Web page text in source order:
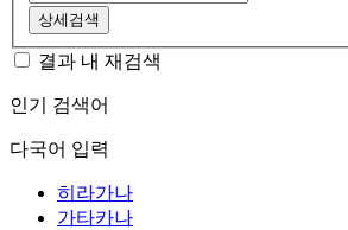
상세검색
결과 내 재검색
인기 검색어
다국어 입력
히라가나
가타카나